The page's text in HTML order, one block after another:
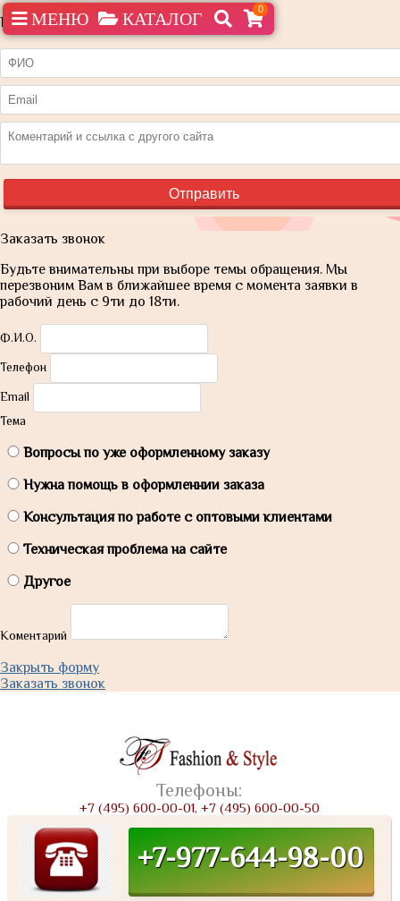
Нашли дешевле?
Заказать звонок
Будьте внимательны при выборе темы обращения. Мы
перезвоним Вам в ближайшее время с момента заявки в
рабочий день с 9ти до 18ти.
Ф.И.О.
Телефон
Email
Тема
Вопросы по уже оформленному заказу
Нужна помощь в оформленнии заказа
Консультация по работе с оптовыми клиентами
Техническая проблема на сайте
Другое
Коментарий
Закрыть форму
Заказать звонок
МЕНЮ КАТАЛОГ 0
Телефоны:
+7 (495) 600-00-01, +7 (495) 600-00-50
+7-977-644-98-00